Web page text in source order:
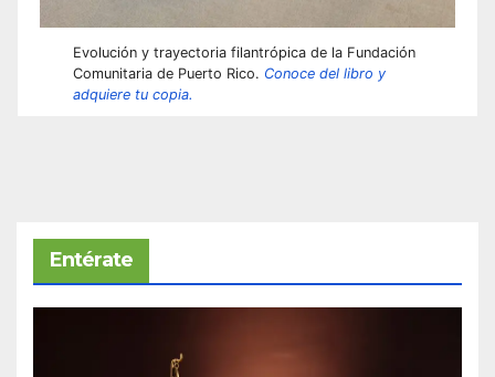
Evolución y trayectoria filantrópica de la Fundación
Comunitaria de Puerto Rico. Conoce del libro y
adquiere tu copia.
Entérate